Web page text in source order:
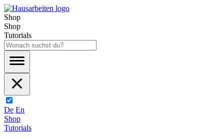
Shop
Shop
Tutorials
De En
Shop
Tutorials